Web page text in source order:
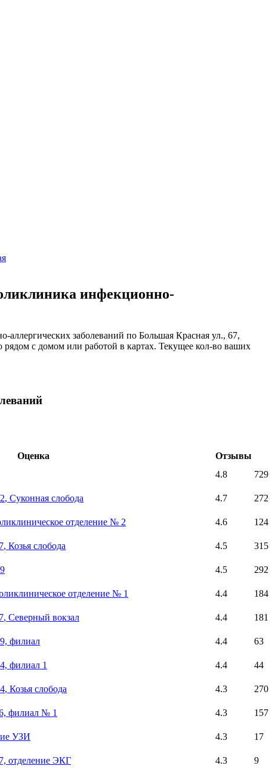
инфекционно-
заболеваний по Большая Красная ул., 67,
с домом или работой в картах. Текущее кол-во ваших
Оценка
Отзывы
4.8
729
, Суконная слобода 4.7
272
отделение № 2 4.6
124
, Козья слобода 4.5
315
4.5
292
отделение № 1 4.4
184
, Северный вокзал 4.4
181
филиал 4.4
63
филиал 1 4.4
44
, Козья слобода 4.3
270
филиал № 1 4.3
157
УЗИ 4.3
17
отделение ЭКГ 4.3
9